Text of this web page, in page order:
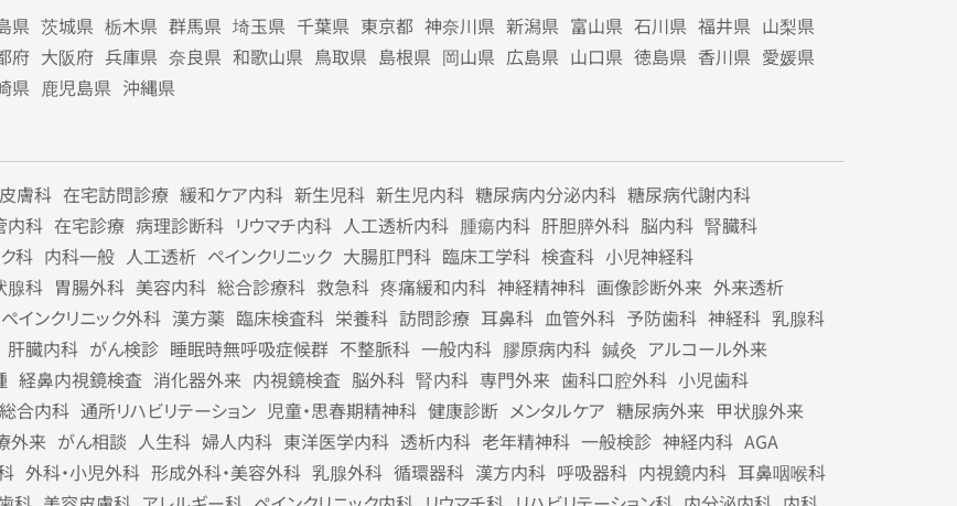
県 茨城県 栃木県 群馬県 埼玉県 千葉県 東京都 神奈川県 新潟県 富山県 石川県 福井県 山梨県
府 大阪府 兵庫県 奈良県 和歌山県 鳥取県 島根県 岡山県 広島県 山口県 徳島県 香川県 愛媛県
県 鹿児島県 沖縄県
膚科 在宅訪問診療 緩和ケア内科 新生児科 新生児内科 糖尿病内分泌内科 糖尿病代謝内科
内科 在宅診療 病理診断科 リウマチ内科 人工透析内科 腫瘍内科 肝胆膵外科 脳内科 腎臓科
科 内科一般 人工透析 ペインクリニック 大腸肛門科 臨床工学科 検査科 小児神経科
腺科 胃腸外科 美容内科 総合診療科 救急科 疼痛緩和内科 神経精神科 画像診断外来 外来透析
ペインクリニック外科 漢方薬 臨床検査科 栄養科 訪問診療 耳鼻科 血管外科 予防歯科 神経科 乳腺科
肝臓内科 がん検診 睡眠時無呼吸症候群 不整脈科 一般内科 膠原病内科 鍼灸 アルコール外来
経鼻内視鏡検査 消化器外来 内視鏡検査 脳外科 腎内科 専門外来 歯科口腔外科 小児歯科
総合内科 通所リハビリテーション 児童・思春期精神科 健康診断 メンタルケア 糖尿病外来 甲状腺外来
外来 がん相談 人生科 婦人内科 東洋医学内科 透析内科 老年精神科 一般検診 神経内科 AGA
外科・小児外科 形成外科・美容外科 乳腺外科 循環器科 漢方内科 呼吸器科 内視鏡内科 耳鼻咽喉科